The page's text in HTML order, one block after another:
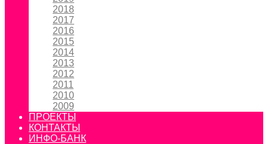
2018
2017
2016
2015
2014
2013
2012
2011
2010
2009
ПРОЕКТЫ
КОНТАКТЫ
ИНФО-БАНК